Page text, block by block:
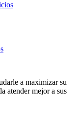
a maximizar su
atender mejor a sus